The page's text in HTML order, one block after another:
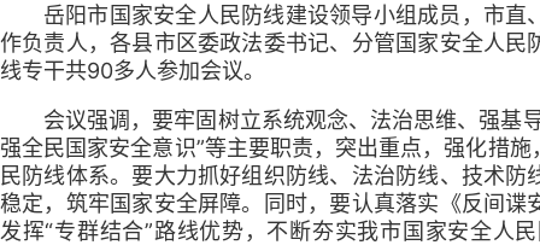
岳阳市国家安全人民防线建设领导小组成员，市
作负责人，各县市区委政法委书记、分管国家安全人
线专干共90多人参加会议。
会议强调，要牢固树立系统观念、法治思维、强基
强全民国家安全意识”等主要职责，突出重点，强化措
民防线体系。要大力抓好组织防线、法治防线、技术
稳定，筑牢国家安全屏障。同时，要认真落实《反间
发挥“专群结合”路线优势，不断夯实我市国家安全人